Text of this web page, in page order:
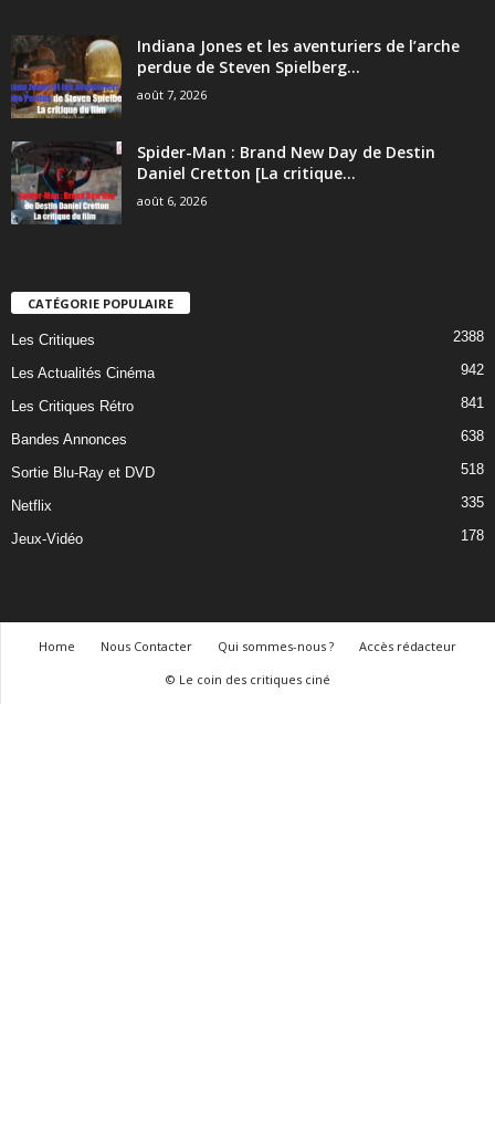
Indiana Jones et les aventuriers de l’arche
perdue de Steven Spielberg...
août 7, 2026
Spider-Man : Brand New Day de Destin
Daniel Cretton [La critique...
août 6, 2026
CATÉGORIE POPULAIRE
Les Critiques 2388
Les Actualités Cinéma 942
Les Critiques Rétro 841
Bandes Annonces 638
Sortie Blu-Ray et DVD 518
Netflix 335
Jeux-Vidéo 178
Home Nous Contacter Qui sommes-nous ?
Accès rédacteur
© Le coin des critiques ciné